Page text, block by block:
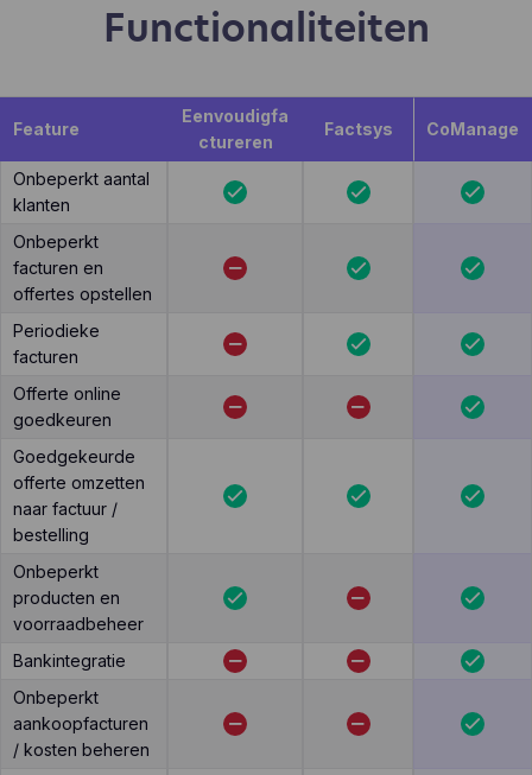
Functionaliteiten
Feature
Eenvoudigfa
ctureren
Factsys CoManage
Onbeperkt aantal
klanten
Onbeperkt
facturen en
offertes opstellen
Periodieke
facturen
Offerte online
goedkeuren
Goedgekeurde
offerte omzetten
naar factuur /
bestelling
Onbeperkt
producten en
voorraadbeheer
Bankintegratie
Onbeperkt
aankoopfacturen
/ kosten beheren